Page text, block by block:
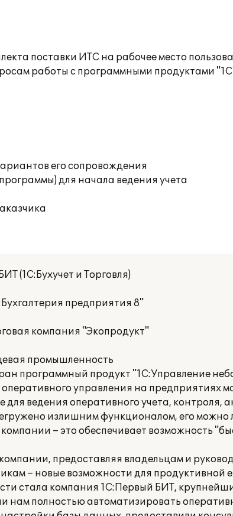
поставки ИТС на рабочее место
работы с программными продуктами
его сопровождения
для начала ведения учета
(1С:Бухучет и Торговля)
предприятия 8"
компания "Экопродукт"
промышленность
программный продукт "1С:Управление
управления на предприятиях
ведения оперативного учета, контроля,
излишним функционалом, его можно
– это обеспечивает возможность
предоставляя владельцам и
– новые возможности для продуктивной
стала компания 1С:Первый БИТ,
нам полностью автоматизировать